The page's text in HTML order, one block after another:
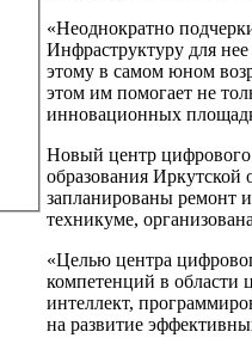
«Неоднократно
Инфраструктуру для
этому в самом юном
этом им помогает не
инновационных
Новый центр цифрового
образования Иркутской
запланированы ремонт
техникуме,
«Целью центра
компетенций в области
интеллект,
на развитие